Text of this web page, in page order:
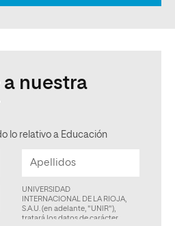
nuestra
lo relativo a Educación